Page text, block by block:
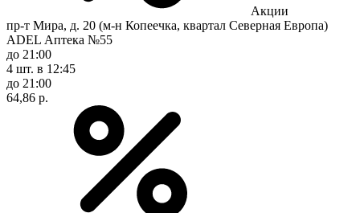
Акции
пр-т Мира, д. 20 (м-н Копеечка, квартал Северная Европа)
ADEL Аптека №55
до 21:00
4 шт. в 12:45
до 21:00
64,86 р.